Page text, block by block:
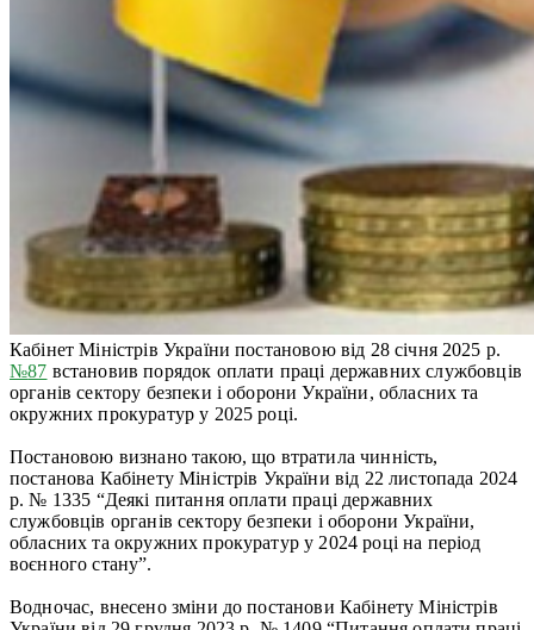
Кабінет Міністрів України постановою від 28 січня 2025 р.
№87 встановив порядок оплати праці державних службовців
органів сектору безпеки і оборони України, обласних та
окружних прокуратур у 2025 році.
Постановою визнано такою, що втратила чинність,
постанова Кабінету Міністрів України від 22 листопада 2024
р. № 1335 “Деякі питання оплати праці державних
службовців органів сектору безпеки і оборони України,
обласних та окружних прокуратур у 2024 році на період
воєнного стану”.
Водночас, внесено зміни до постанови Кабінету Міністрів